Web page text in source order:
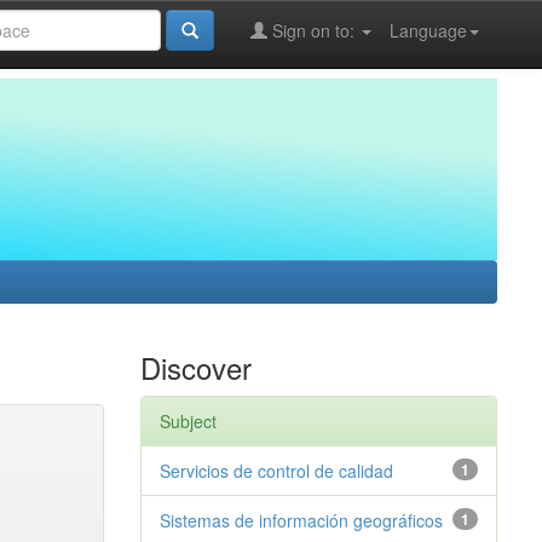
Language
Sign on to:
Discover
Subject
1
Servicios de control de calidad
1
Sistemas de información geográficos